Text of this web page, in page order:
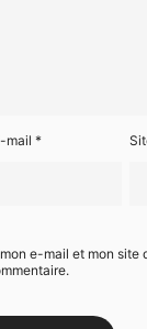
mail*
e-mail et mon site